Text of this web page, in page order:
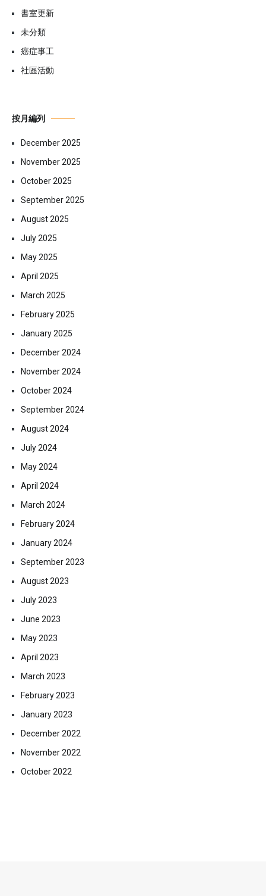
書室更新
未分類
癌症事工
社區活動
按月編列
December 2025
November 2025
October 2025
September 2025
August 2025
July 2025
May 2025
April 2025
March 2025
February 2025
January 2025
December 2024
November 2024
October 2024
September 2024
August 2024
July 2024
May 2024
April 2024
March 2024
February 2024
January 2024
September 2023
August 2023
July 2023
June 2023
May 2023
April 2023
March 2023
February 2023
January 2023
December 2022
November 2022
October 2022